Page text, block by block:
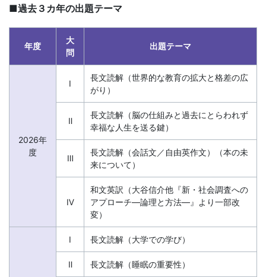
受
験
消・
■過去３カ年の出題テーマ
年度
大
問
出題テーマ
2026年
度
Ⅰ
長文読解（世界的な教育の拡大と格差の広
がり）
Ⅱ
長文読解（脳の仕組みと過去にとらわれず
幸福な人生を送る鍵）
Ⅲ
長文読解（会話文／自由英作文）（本の未
来について）
Ⅳ
和文英訳（大谷信介他『新・社会調査への
アプローチ―論理と方法―』より一部改
変）
Ⅰ 長文読解（大学での学び）
Ⅱ 長文読解（睡眠の重要性）